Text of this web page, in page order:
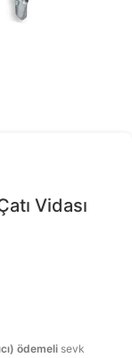
Vidası
ödemeli sevk